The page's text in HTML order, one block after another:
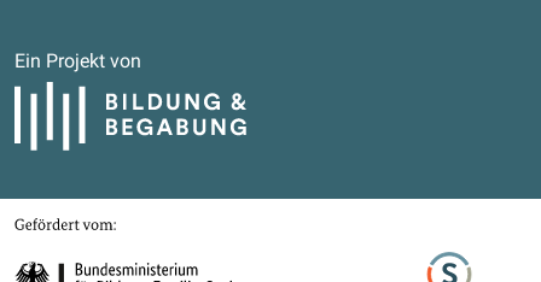
Ein Projekt von
Bildung und Begabung
Gefördert von
Bundesministerium für Bildung, Familie, Senioren, Frauen und Jugend
Stifterverband